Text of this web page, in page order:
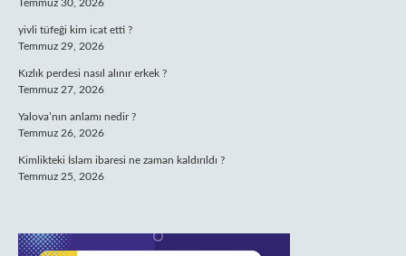
Temmuz 30, 2026
yivli tüfeği kim icat etti ?
Temmuz 29, 2026
Kızlık perdesi nasıl alınır erkek ?
Temmuz 27, 2026
Yalova’nın anlamı nedir ?
Temmuz 26, 2026
Kimlikteki İslam ibaresi ne zaman kaldırıldı ?
Temmuz 25, 2026